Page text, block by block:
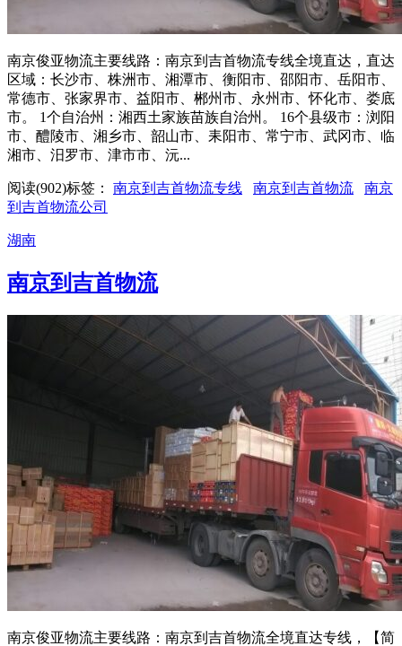
南京俊亚物流主要线路：南京到吉首物流专线全境直达，直达
区域：长沙市、株洲市、湘潭市、衡阳市、邵阳市、岳阳市、
常德市、张家界市、益阳市、郴州市、永州市、怀化市、娄底
市。 1个自治州：湘西土家族苗族自治州。 16个县级市：浏阳
市、醴陵市、湘乡市、韶山市、耒阳市、常宁市、武冈市、临
湘市、汨罗市、津市市、沅...
阅读(902)标签： 南京到吉首物流专线 南京到吉首物流
南京
到吉首物流公司
湖南
南京到吉首物流
南京俊亚物流主要线路：南京到吉首物流全境直达专线，【简